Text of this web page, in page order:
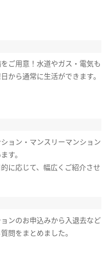
ご用意！水道やガス・電気も
から通常に生活ができます。
ョン・マンスリーマンション
す。
に応じて、幅広くご紹介させ
ンのお申込みから入退去など
問をまとめました。